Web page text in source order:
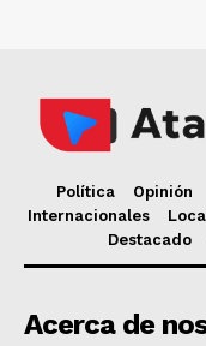
Política Opinión
Internacionales
Destacado
Acerca de